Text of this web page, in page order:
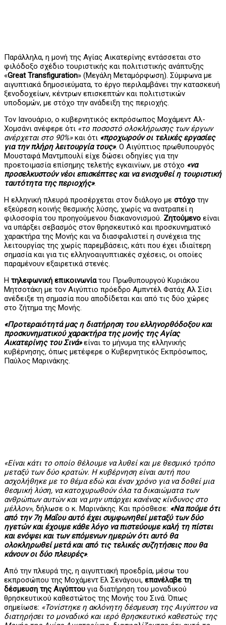
Παράλληλα, η μονή της Αγίας Αικατερίνης εντάσσεται στο
φιλόδοξο σχέδιο τουριστικής και πολιτιστικής ανάπτυξης
«Great Transfiguration» (Μεγάλη Μεταμόρφωση). Σύμφωνα με
αιγυπτιακά δημοσιεύματα, το έργο περιλαμβάνει την κατασκευή
ξενοδοχείων, κέντρων επισκεπτών και πολιτιστικών
υποδομών, με στόχο την ανάδειξη της περιοχής.
Τον Ιανουάριο, ο κυβερνητικός εκπρόσωπος Μοχάμεντ Αλ-
Χομσάνι ανέφερε ότι «το ποσοστό ολοκλήρωσης των έργων
ανέρχεται στο 90%»και ότι «προχωρούν οι τελικές εργασίες
για την πλήρη λειτουργία τους». Ο Αιγύπτιος πρωθυπουργός
Μουσταφά Μαντμπουλί είχε δώσει οδηγίες για την
προετοιμασία επίσημης τελετής εγκαινίων, με στόχο «να
προσελκυστούν νέοι επισκέπτες και να ενισχυθεί η τουριστική
ταυτότητα της περιοχής».
Η ελληνική πλευρά προσέρχεται στον διάλογο με στόχο την
εξεύρεση κοινής θεσμικής λύσης, χωρίς να ανατραπεί η
φιλοσοφία του προηγούμενου διακανονισμού. Ζητούμενο είναι
να υπάρξει σεβασμός στον θρησκευτικό και προσκυνηματικό
χαρακτήρα της Μονής και να διασφαλιστεί η συνέχεια της
λειτουργίας της χωρίς παρεμβάσεις, κάτι που έχει ιδιαίτερη
σημασία και για τις ελληνοαιγυπτιακές σχέσεις, οι οποίες
παραμένουν εξαιρετικά στενές.
Η τηλεφωνική επικοινωνίατου Πρωθυπουργού Κυριάκου
Μητσοτάκη με τον Αιγύπτιο πρόεδρο Αμπντέλ Φατάχ Αλ Σίσι
ανέδειξε τη σημασία που αποδίδεται και από τις δύο χώρες
στο ζήτημα της Μονής.
«Προτεραιότητά μας η διατήρηση του ελληνορθόδοξου και
προσκυνηματικού χαρακτήρα της μονής της Αγίας
Αικατερίνης του Σινά»είναι το μήνυμα της ελληνικής
κυβέρνησης, όπως μετέφερε ο Κυβερνητικός Εκπρόσωπος,
Παύλος Μαρινάκης.
«Είναι κάτι το οποίο θέλουμε να λυθεί και με θεσμικό τρόπο
μεταξύ των δύο κρατών. Η κυβέρνηση είναι αυτή που
ασχολήθηκε με το θέμα εδώ και έναν χρόνο για να δοθεί μια
θεσμική λύση, να κατοχυρωθούν όλα τα δικαιώματα των
ανθρώπων αυτών και να μην υπάρχει κανένας κίνδυνος στο
μέλλον», δήλωσε ο κ. Μαρινάκης. Και πρόσθεσε: «Να πούμε ότι
από την 7η Μαΐου αυτό έχει συμφωνηθεί μεταξύ των δύο
ηγετών και έχουμε κάθε λόγο να πιστεύουμε καλή τη πίστει
και ενόψει και των επόμενων ημερών ότι αυτό θα
ολοκληρωθεί μετά και από τις τελικές συζητήσεις που θα
κάνουν οι δύο πλευρές».
Από την πλευρά της, η αιγυπτιακή προεδρία, μέσω του
εκπροσώπου της Μοχάμεντ Ελ Σενάγουι, επανέλαβε τη
δέσμευση της Αιγύπτου για διατήρηση του μοναδικού
θρησκευτικού καθεστώτος της Μονής του Σινά. Όπως
σημείωσε: «Τονίστηκε η ακλόνητη δέσμευση της Αιγύπτου να
διατηρήσει το μοναδικό και ιερό θρησκευτικό καθεστώς της